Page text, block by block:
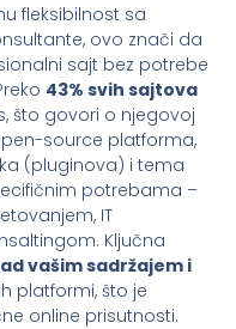
fleksibilnost sa
ovo znači da
sajt bez potrebe
43% svih sajtova
što govori o njegovoj
source platforma,
(pluginova) i tema
potrebama –
IT
Ključna
vašim sadržajem i
platformi, što je
online prisutnosti.